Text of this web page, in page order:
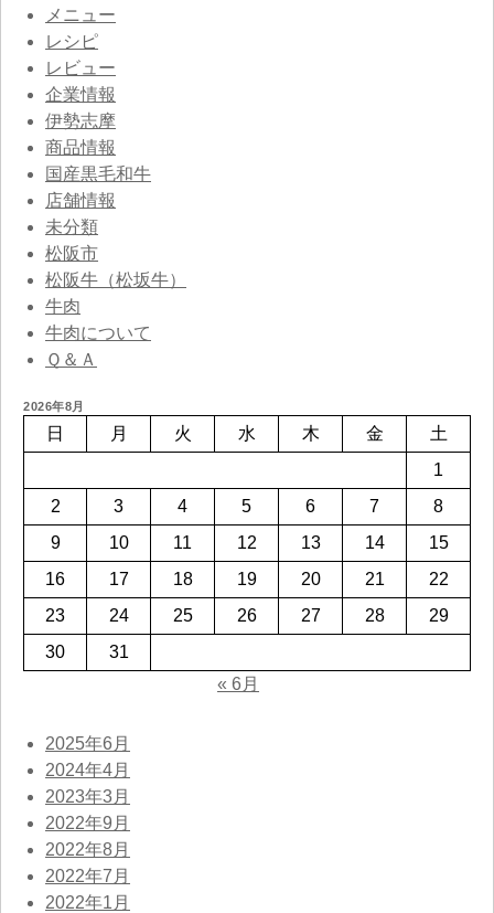
メニュー
レシピ
レビュー
企業情報
伊勢志摩
商品情報
国産黒毛和牛
店舗情報
未分類
松阪市
松阪牛（松坂牛）
牛肉
牛肉について
Ｑ＆Ａ
2026年8月
日 月 火 水 木 金
土
1
2
3 4 5 6 7
8
9
10 11 12 13 14
15
16
17 18 19 20 21
22
23
24 25 26 27 28
29
30
31
« 6月
2025年6月
2024年4月
2023年3月
2022年9月
2022年8月
2022年7月
2022年1月